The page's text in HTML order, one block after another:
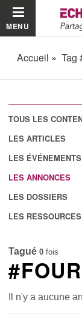
MENU
Accueil Tag
TOUS LES
LES ARTICLES
LES ÉVÉNEMENTS
LES ANNONCES
LES DOSSIERS
LES RESSOURCES
Tagué 0 fois
Il n'y a aucune